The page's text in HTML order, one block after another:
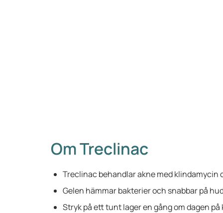
Om Treclinac
Treclinac behandlar akne med klindamycin
Gelen hämmar bakterier och snabbar på
Stryk på ett tunt lager en gång om dagen på